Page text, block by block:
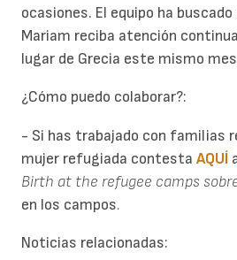
ocasiones. El equipo ha
Mariam reciba atención
lugar de Grecia este mismo
¿Cómo puedo colaborar?:
- Si has trabajado con familias
mujer refugiada contesta AQUÍ
Birth at the refugee camps
en los campos.
Noticias relacionadas: